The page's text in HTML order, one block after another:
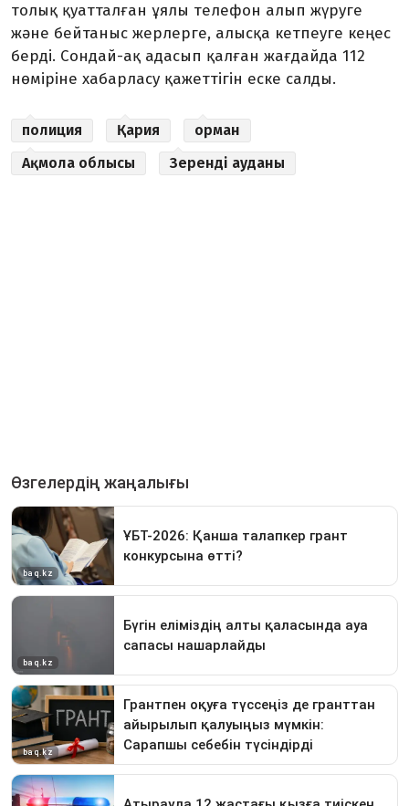
толық қуатталған ұялы телефон алып жүруге
және бейтаныс жерлерге, алысқа кетпеуге кеңес
берді. Сондай-ақ адасып қалған жағдайда 112
нөміріне хабарласу қажеттігін еске салды.
полиция Қария
орман
Ақмола облысы
Зеренді ауданы